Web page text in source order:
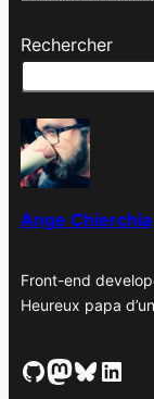
c
e
s
Rechercher
Ange Chierchia
Front-end
Heureux papa
GitHub Mastodon Bluesky LinkedIn